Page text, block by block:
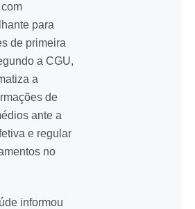
para
de primeira
a CGU,
a
de
ante a
e regular
no
informou